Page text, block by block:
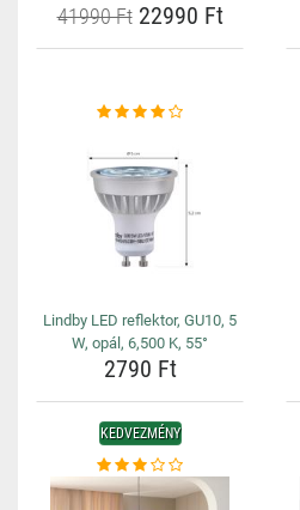
41990 Ft22990 Ft
Lindby LED reflektor, GU10, 5
W, opál, 6,500 K, 55°
2790 Ft
KEDVEZMÉNY